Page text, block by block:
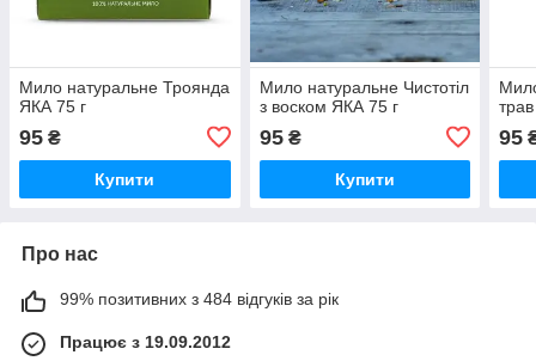
Мило натуральне Троянда
ЯКА 75 г
95 ₴
Купити
Мило натуральне Чистотіл
з воском ЯКА 75 г
95₴
Купити
95
Про нас
99% позитивних з 484 відгуків за рік
Працює з 19.09.2012